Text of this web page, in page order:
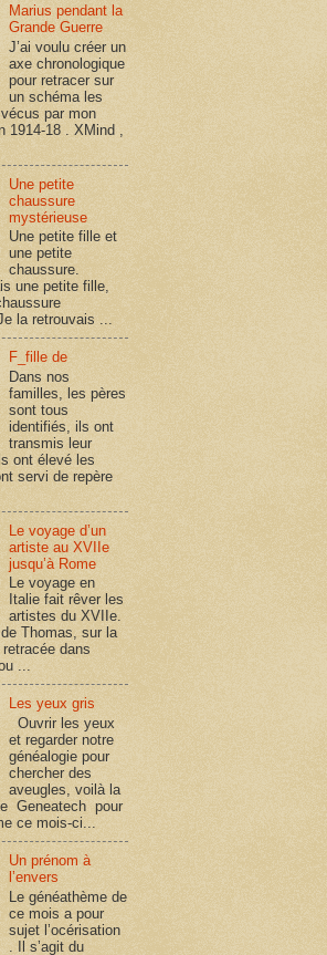
Marius pendant la
Grande Guerre
J’ai voulu créer un
axe chronologique
pour retracer sur
un schéma les
par mon
1914-18 . XMind ,
Une petite
chaussure
mystérieuse
Une petite fille et
une petite
chaussure.
une petite fille,
la retrouvais ...
F_fille de
Dans nos
familles, les pères
sont tous
identifiés, ils ont
transmis leur
ont élevé les
servi de repère
Le voyage d’un
artiste au XVIIe
jusqu’à Rome
Le voyage en
Italie fait rêver les
artistes du XVIIe.
Thomas, sur la
dans
...
Les yeux gris
Ouvrir les yeux
et regarder notre
généalogie pour
chercher des
aveugles, voilà la
Geneatech pour
ce mois-ci...
Un prénom à
l’envers
Le généathème de
ce mois a pour
sujet l’océrisation
. Il s’agit du